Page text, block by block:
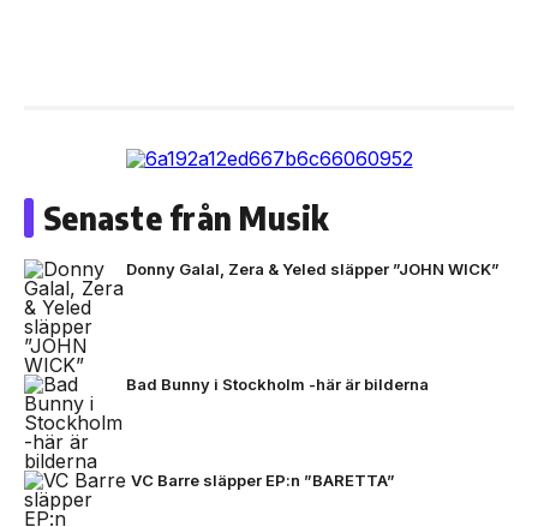
Senaste från Musik
Donny Galal, Zera & Yeled släpper ”JOHN WICK”
Bad Bunny i Stockholm -här är bilderna
VC Barre släpper EP:n ”BARETTA”